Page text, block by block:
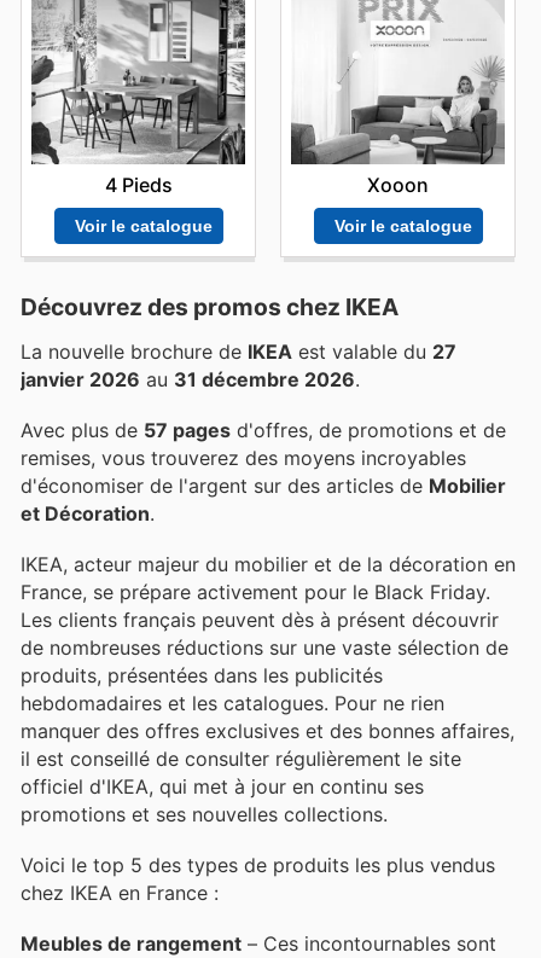
4 Pieds
Voir le catalogue
Xooon
Voir le catalogue
Découvrez des promos chez IKEA
La nouvelle brochure de IKEA est valable du 27
janvier 2026 au 31 décembre 2026.
Avec plus de 57 pages d'offres, de promotions et de
remises, vous trouverez des moyens incroyables
d'économiser de l'argent sur des articles de Mobilier
et Décoration.
IKEA, acteur majeur du mobilier et de la décoration en
France, se prépare activement pour le Black Friday.
Les clients français peuvent dès à présent découvrir
de nombreuses réductions sur une vaste sélection de
produits, présentées dans les publicités
hebdomadaires et les catalogues. Pour ne rien
manquer des offres exclusives et des bonnes affaires,
il est conseillé de consulter régulièrement le site
officiel d'IKEA, qui met à jour en continu ses
promotions et ses nouvelles collections.
Voici le top 5 des types de produits les plus vendus
chez IKEA en France :
Meubles de rangement – Ces incontournables sont